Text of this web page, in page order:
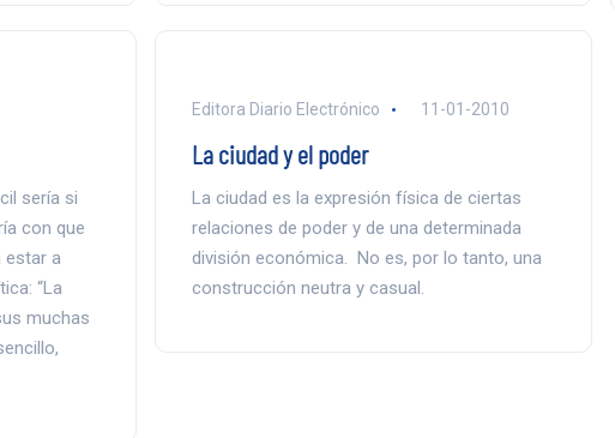
sería si
con que
estar a
“La
muchas
Editora Diario Electrónico 11-01-2010
La ciudad y el poder
La ciudad es la expresión física de ciertas
relaciones de poder y de una determinada
división económica. No es, por lo tanto, una
construcción neutra y casual.